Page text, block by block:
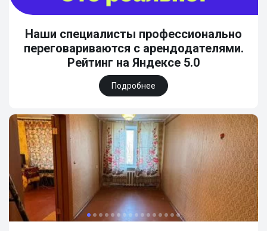
Наши специалисты профессионально
переговариваются с арендодателями.
Рейтинг на Яндексе 5.0
Подробнее